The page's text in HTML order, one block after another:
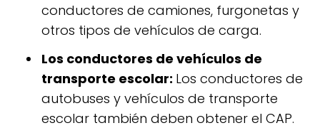
conductores de camiones, furgonetas y
otros tipos de vehículos de carga.
Los conductores de vehículos de
transporte escolar: Los conductores de
autobuses y vehículos de transporte
escolar también deben obtener el CAP.